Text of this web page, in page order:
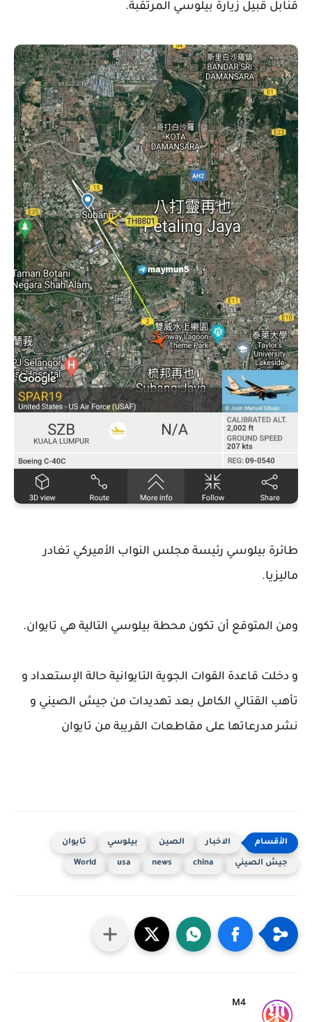
قنابل قبيل زيارة بيلوسي المرتقبة.
طائرة بيلوسي رئيسة مجلس النواب الأميركي تغادر
ماليزيا.
ومن المتوقع أن تكون محطة بيلوسي التالية هي تايوان.
و دخلت قاعدة القوات الجوية التايوانية حالة الإستعداد و
تأهب القتالي الكامل بعد تهديدات من جيش الصيني و
نشر مدرعاتها على مقاطعات القريبة من تايوان
الاخبار الصين بيلوسي تايوان
جيش الصيني china
news
usa
World
M4